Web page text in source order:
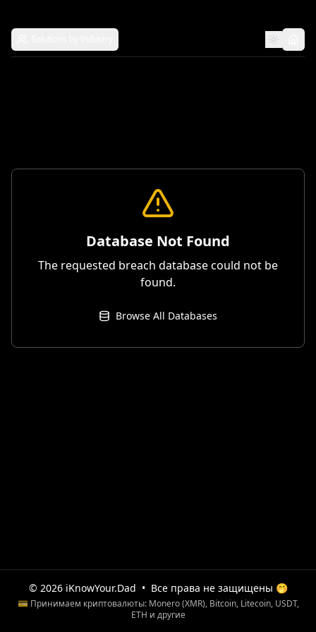
Database Not Found
The requested breach database could not be
found.
Browse All Databases
© 2026 iKnowYour.Dad • Все права не защищены 🤭
💳 Принимаем криптовалюты: Monero (XMR), Bitcoin, Litecoin, USDT,
ETH и другие